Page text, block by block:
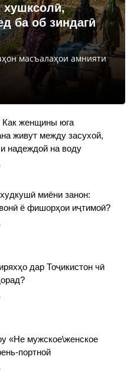
хушксолӣ,
ба об зиндагӣ
масъалаҳои амнияти
женщины юга
живут между засухой,
надеждой на воду
миёни занон:
ё фишорҳои иҷтимоӣ?
дар Тоҷикистон чӣ
«Не мужское\женское
портной